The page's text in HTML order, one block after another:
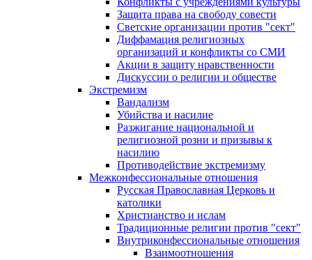
Защита права на свободу совести
Светские организации против "сект"
Диффамация религиозных
организаций и конфликты со СМИ
Акции в защиту нравственности
Дискуссии о религии и обществе
Экстремизм
Вандализм
Убийства и насилие
Разжигание национальной и
религиозной розни и призывы к
насилию
Противодействие экстремизму
Межконфессиональные отношения
Русская Православная Церковь и
католики
Христианство и ислам
Традиционные религии против "сект"
Внутриконфессиональные отношения
Взаимоотношения